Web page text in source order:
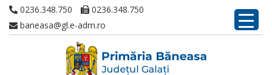
0236.348.750
0236.348.750
baneasa@gl.e-adm.ro